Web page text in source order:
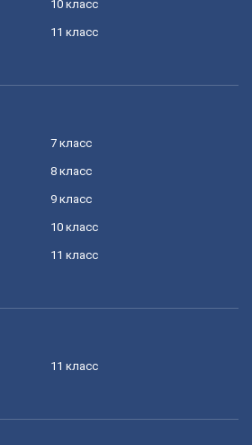
10 класс
11 класс
7 класс
8 класс
9 класс
10 класс
11 класс
11 класс